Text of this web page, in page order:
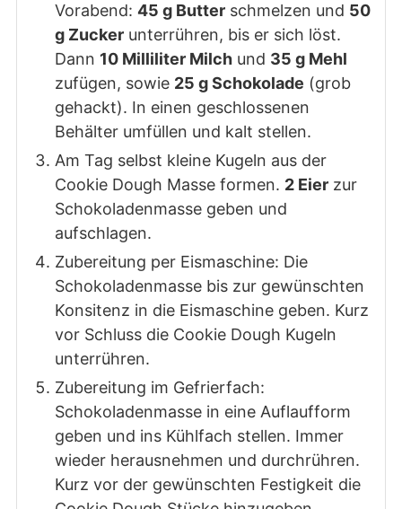
Vorabend: 45 g Butterschmelzen und 50
g Zuckerunterrühren, bis er sich löst.
Dann 10 Milliliter Milchund 35 g Mehl
zufügen, sowie 25 g Schokolade (grob
gehackt). In einen geschlossenen
Behälter umfüllen und kalt stellen.
Am Tag selbst kleine Kugeln aus der
Cookie Dough Masse formen. 2 Eierzur
Schokoladenmasse geben und
aufschlagen.
Zubereitung per Eismaschine: Die
Schokoladenmasse bis zur gewünschten
Konsitenz in die Eismaschine geben. Kurz
vor Schluss die Cookie Dough Kugeln
unterrühren.
Zubereitung im Gefrierfach:
Schokoladenmasse in eine Auflaufform
geben und ins Kühlfach stellen. Immer
wieder herausnehmen und durchrühren.
Kurz vor der gewünschten Festigkeit die